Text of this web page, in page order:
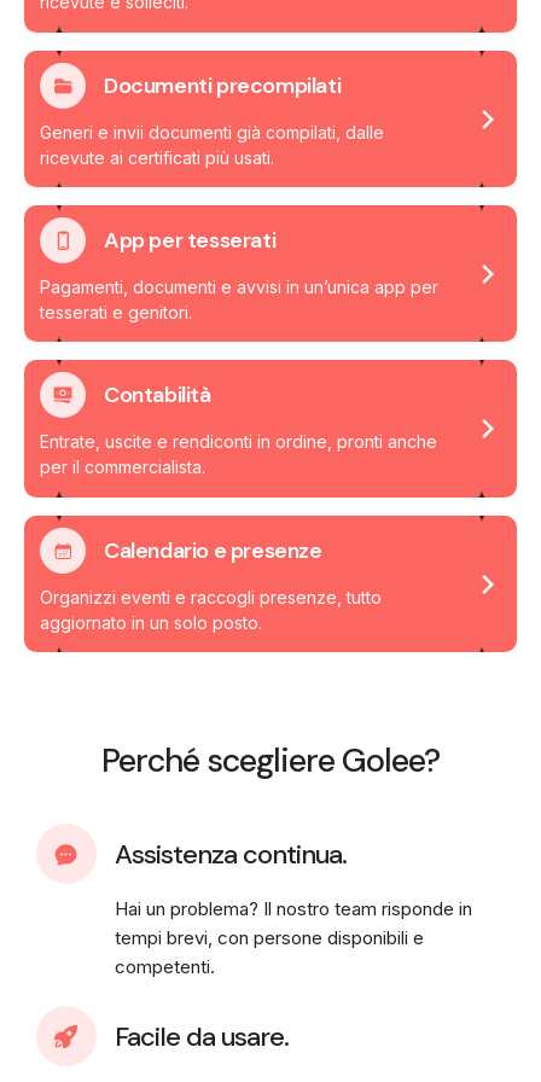
Documenti precompilati
Generi e invii documenti già compilati, dalle
ricevute ai certificati più usati.
App per tesserati
Pagamenti, documenti e avvisi in un’unica app per
tesserati e genitori.
Contabilità
Entrate, uscite e rendiconti in ordine, pronti anche
per il commercialista.
Calendario e presenze
Organizzi eventi e raccogli presenze, tutto
aggiornato in un solo posto.
Perché scegliere Golee?
Assistenza continua.
Hai un problema? Il nostro team risponde in
tempi brevi, con persone disponibili e
competenti.
Facile da usare.